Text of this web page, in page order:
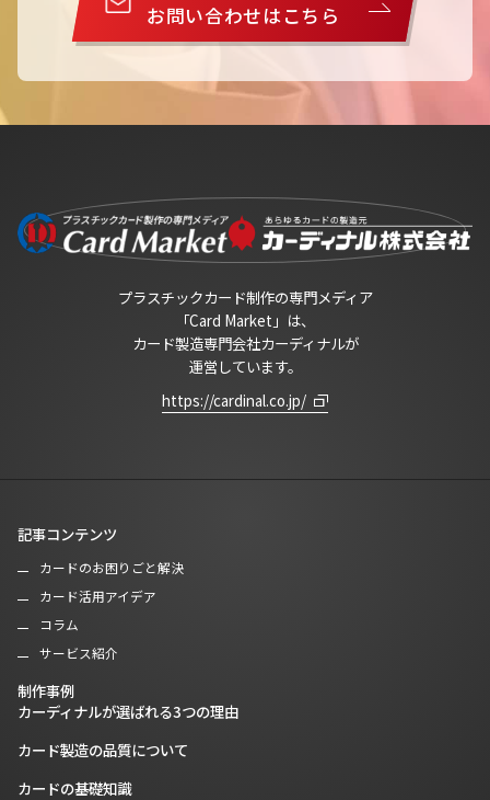
お問い合わせはこちら
プラスチックカード制作の専門メディア
「Card Market」は、
カード製造専門会社カーディナルが
運営しています。
https://cardinal.co.jp/
記事コンテンツ
カードのお困りごと解決
カード活用アイデア
コラム
サービス紹介
制作事例
カーディナルが選ばれる3つの理由
カード製造の品質について
カードの基礎知識